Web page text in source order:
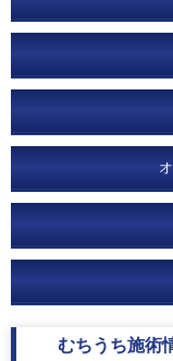
むちうち施術